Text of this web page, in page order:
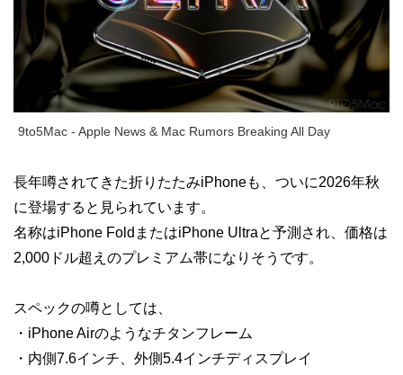
9to5Mac - Apple News & Mac Rumors Breaking All Day
長年噂されてきた折りたたみiPhoneも、ついに2026年秋
に登場すると見られています。
名称はiPhone FoldまたはiPhone Ultraと予測され、価格は
2,000ドル超えのプレミアム帯になりそうです。
スペックの噂としては、
・iPhone Airのようなチタンフレーム
・内側7.6インチ、外側5.4インチディスプレイ